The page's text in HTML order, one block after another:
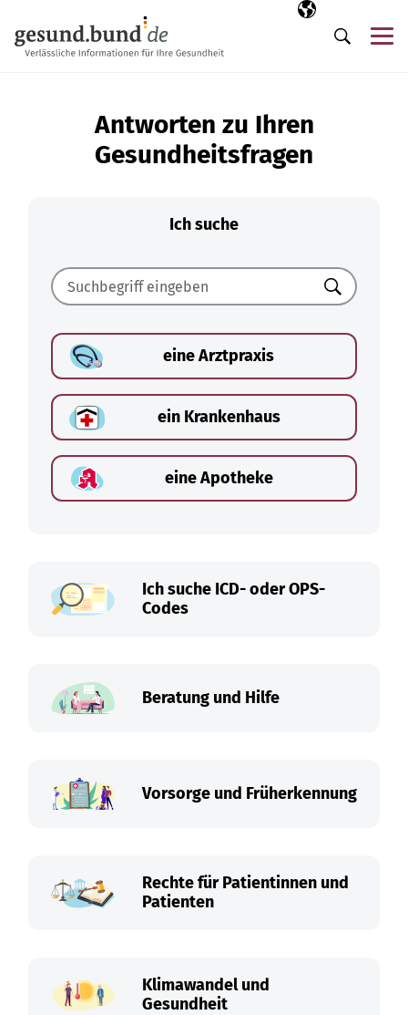
Ausgewählte
DE
Suche
Antworten zu Ihren
Gesundheitsfragen
Ich suche
Suchen
eine Arztpraxis
ein Krankenhaus
eine Apotheke
Ich suche ICD- oder OPS-
Codes
Beratung und Hilfe
Vorsorge und Früherkennung
Rechte für Patientinnen und
Patienten
Klimawandel und
Gesundheit